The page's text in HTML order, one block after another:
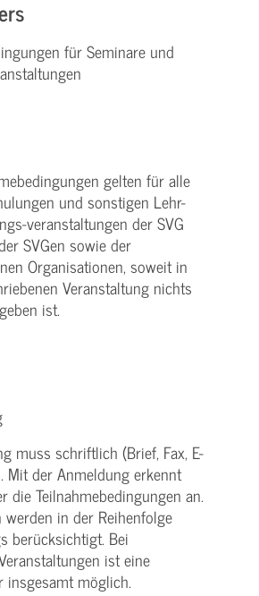
für Seminare und
gelten für alle
und sonstigen Lehr-
veranstaltungen der SVG
SVGen sowie der
Organisationen, soweit in
Veranstaltung nichts
ist.
muss schriftlich (Brief, Fax, E-
Mit der Anmeldung erkennt
die Teilnahmebedingungen an.
in der Reihenfolge
berücksichtigt. Bei
ist eine
insgesamt möglich.